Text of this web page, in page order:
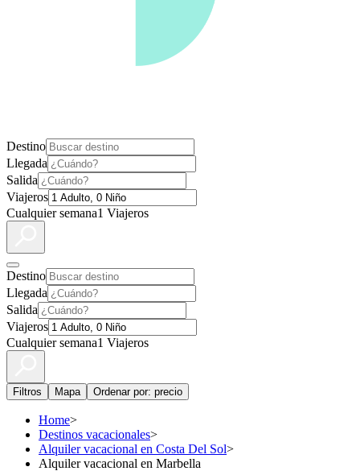
Destino
Llegada
Salida
Viajeros
Cualquier semana1 Viajeros
Destino
Llegada
Salida
Viajeros
Cualquier semana1 Viajeros
Filtros Mapa Ordenar por: precio
Home>
Destinos vacacionales>
Alquiler vacacional en Costa Del Sol>
Alquiler vacacional en Marbella